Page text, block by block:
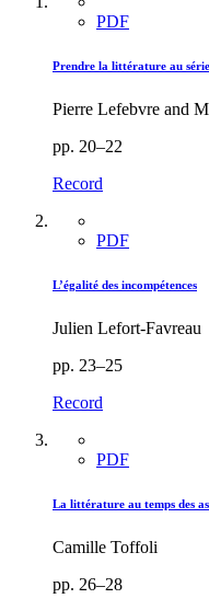
PDF
Prendre la littérature au
Pierre Lefebvre and
pp. 20–22
Record
PDF
L’égalité des incompétences
Julien Lefort-Favreau
pp. 23–25
Record
PDF
La littérature au temps des
Camille Toffoli
pp. 26–28